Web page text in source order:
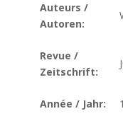
Auteurs /
Autoren:
Revue /
Zeitschrift:
Année / Jahr: